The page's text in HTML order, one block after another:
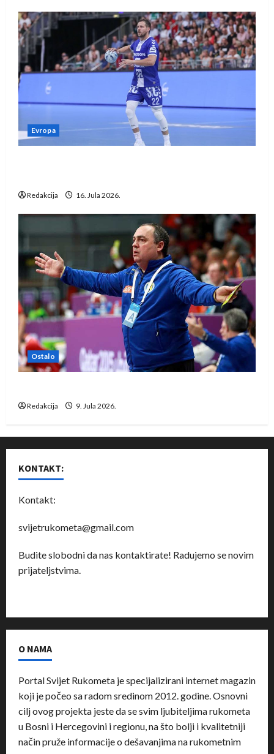
Evropa
Redakcija 16. Jula 2026.
Ostalo
Redakcija 9. Jula 2026.
KONTAKT:
Kontakt:
svijetrukometa@gmail.com
Budite slobodni da nas kontaktirate! Radujemo se novim
prijateljstvima.
O NAMA
Portal Svijet Rukometa je specijalizirani internet magazin
koji je počeo sa radom sredinom 2012. godine. Osnovni
cilj ovog projekta jeste da se svim ljubiteljima rukometa
u Bosni i Hercegovini i regionu, na što bolji i kvalitetniji
način pruže informacije o dešavanjima na rukometnim